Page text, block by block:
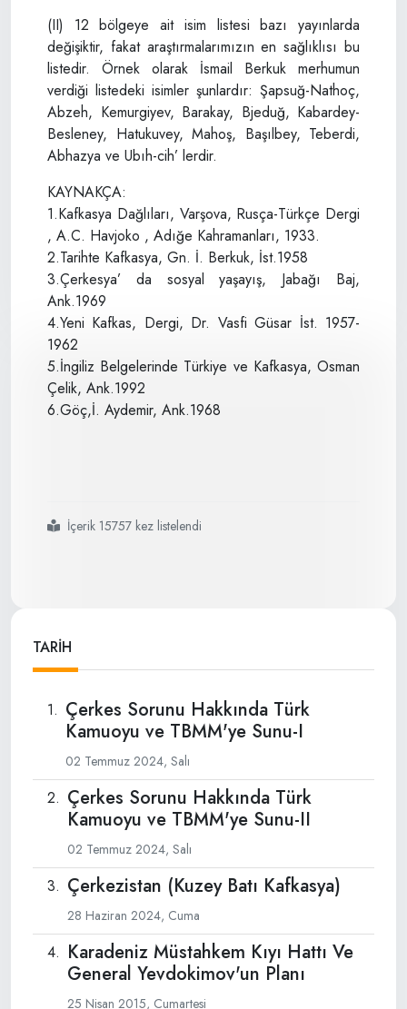
(II) 12 bölgeye ait isim listesi bazı yayınlarda
değişiktir, fakat araştırmalarımızın en sağlıklısı bu
listedir. Örnek olarak İsmail Berkuk merhumun
verdiği listedeki isimler şunlardır: Şapsuğ-Nathoç,
Abzeh, Kemurgiyev, Barakay, Bjeduğ, Kabardey-
Besleney, Hatukuvey, Mahoş, Başılbey, Teberdi,
Abhazya ve Ubıh-cih’ lerdir.
KAYNAKÇA:
1.Kafkasya Dağlıları, Varşova, Rusça-Türkçe Dergi
, A.C. Havjoko , Adığe Kahramanları, 1933.
2.Tarihte Kafkasya, Gn. İ. Berkuk, İst.1958
3.Çerkesya’ da sosyal yaşayış, Jabağı Baj,
Ank.1969
4.Yeni Kafkas, Dergi, Dr. Vasfi Güsar İst. 1957-
1962
5.İngiliz Belgelerinde Türkiye ve Kafkasya, Osman
Çelik, Ank.1992
6.Göç,İ. Aydemir, Ank.1968
#adığe
#bayrağı nıpnın
#tarihçesi
İçerik 15757 kez listelendi
TARİH
Çerkes Sorunu Hakkında Türk
Kamuoyu ve TBMM'ye Sunu-I
02 Temmuz 2024, Salı
Çerkes Sorunu Hakkında Türk
Kamuoyu ve TBMM'ye Sunu-II
02 Temmuz 2024, Salı
Çerkezistan (Kuzey Batı Kafkasya)
28 Haziran 2024, Cuma
Karadeniz Müstahkem Kıyı Hattı Ve
General Yevdokimov'un Planı
25 Nisan 2015, Cumartesi